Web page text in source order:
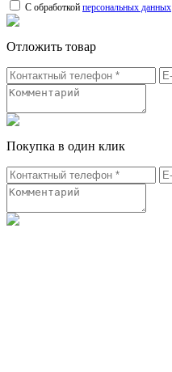
С обработкой персональных данных
Отложить товар
Покупка в один клик